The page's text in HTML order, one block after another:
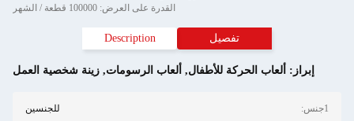
القدرة على العرض: 100000 قطعة / الشهر
تفصيل Description
إبراز: ألعاب الحركة للأطفال, ألعاب الرسومات, زينة شخصية العمل
1جنس: للجنسين